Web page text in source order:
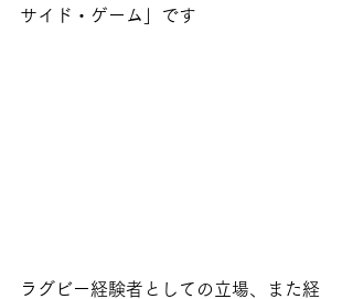
サイド・ゲーム」です
ラグビー経験者としての立場、また経